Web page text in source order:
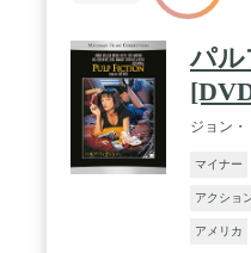
パル
ジョン・
マイナー
アクショ
アメリカ